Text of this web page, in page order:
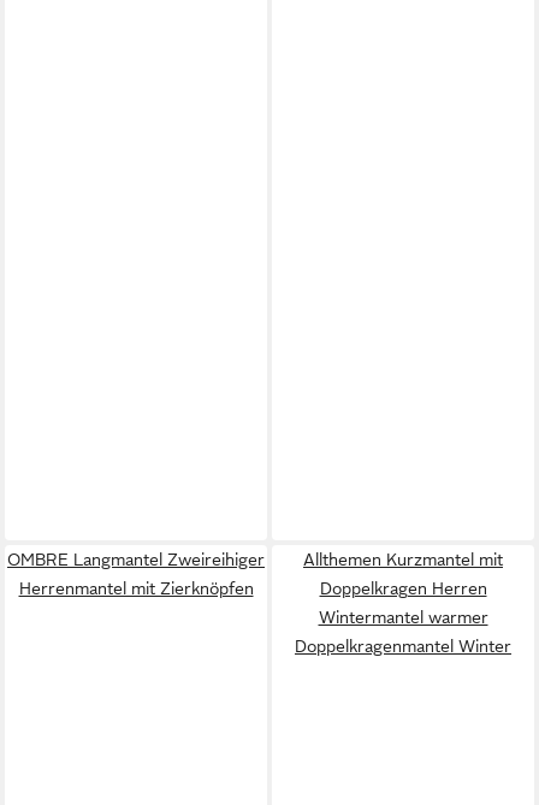
OMBRE Langmantel Zweireihiger
Herrenmantel mit Zierknöpfen
Allthemen Kurzmantel mit
Doppelkragen Herren
Wintermantel warmer
Doppelkragenmantel Winter